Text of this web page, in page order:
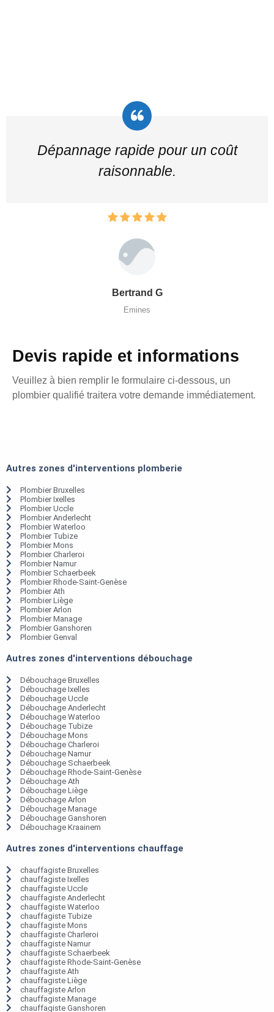
Dépannage rapide pour un coût
raisonnable.
Bertrand G
Emines
Devis rapide et informations
Veuillez à bien remplir le formulaire ci-dessous, un
plombier qualifié traitera votre demande immédiatement.
Autres zones d'interventions plomberie
Plombier Bruxelles
Plombier Ixelles
Plombier Uccle
Plombier Anderlecht
Plombier Waterloo
Plombier Tubize
Plombier Mons
Plombier Charleroi
Plombier Namur
Plombier Schaerbeek
Plombier Rhode-Saint-Genèse
Plombier Ath
Plombier Liège
Plombier Arlon
Plombier Manage
Plombier Ganshoren
Plombier Genval
Autres zones d'interventions débouchage
Débouchage Bruxelles
Débouchage Ixelles
Débouchage Uccle
Débouchage Anderlecht
Débouchage Waterloo
Débouchage Tubize
Débouchage Mons
Débouchage Charleroi
Débouchage Namur
Débouchage Schaerbeek
Débouchage Rhode-Saint-Genèse
Débouchage Ath
Débouchage Liège
Débouchage Arlon
Débouchage Manage
Débouchage Ganshoren
Débouchage Kraainem
Autres zones d'interventions chauffage
chauffagiste Bruxelles
chauffagiste Ixelles
chauffagiste Uccle
chauffagiste Anderlecht
chauffagiste Waterloo
chauffagiste Tubize
chauffagiste Mons
chauffagiste Charleroi
chauffagiste Namur
chauffagiste Schaerbeek
chauffagiste Rhode-Saint-Genèse
chauffagiste Ath
chauffagiste Liège
chauffagiste Arlon
chauffagiste Manage
chauffagiste Ganshoren